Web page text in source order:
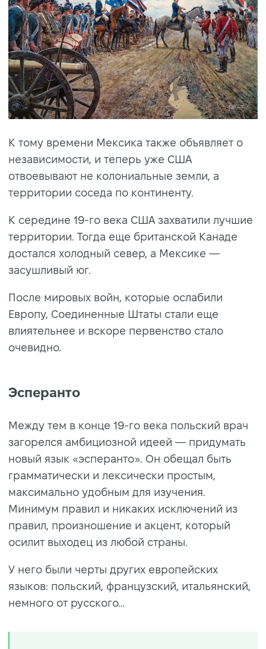
К тому времени Мексика также объявляет о
независимости, и теперь уже США
отвоевывают не колониальные земли, а
территории соседа по континенту.
К середине 19-го века США захватили лучшие
территории. Тогда еще британской Канаде
достался холодный север, а Мексике —
засушливый юг.
После мировых войн, которые ослабили
Европу, Соединенные Штаты стали еще
влиятельнее и вскоре первенство стало
очевидно.
Эсперанто
Между тем в конце 19-го века польский врач
загорелся амбициозной идеей — придумать
новый язык «эсперанто». Он обещал быть
грамматически и лексически простым,
максимально удобным для изучения.
Минимум правил и никаких исключений из
правил, произношение и акцент, который
осилит выходец из любой страны.
У него были черты других европейских
языков: польский, французский, итальянский,
немного от русского…